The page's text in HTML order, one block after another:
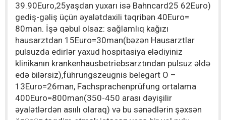
39.90Euro,25yaşdan yuxarı isə Bahncard25 62Euro)
gediş-gəliş üçün əyalətdaxili təqribən 40Euro=
80man. İşə qəbul olsaz: sağlamlıq kağızı
hausarztdan 15Euro=30man(bəzən Hausarztlar
pulsuzda edirlər yaxud hospitasiya elədiyiniz
klinikanın krankenhausbetriebsarztından pulsuz əldə
edə bilərsiz),führungszeugnis belegart O –
13Euro=26man, Fachsprachenprüfung ortalama
400Euro=800man(350-450 arası dəyişilir
əyalətlərdən asıılı olaraq) və bu sənədlərin şəxsən